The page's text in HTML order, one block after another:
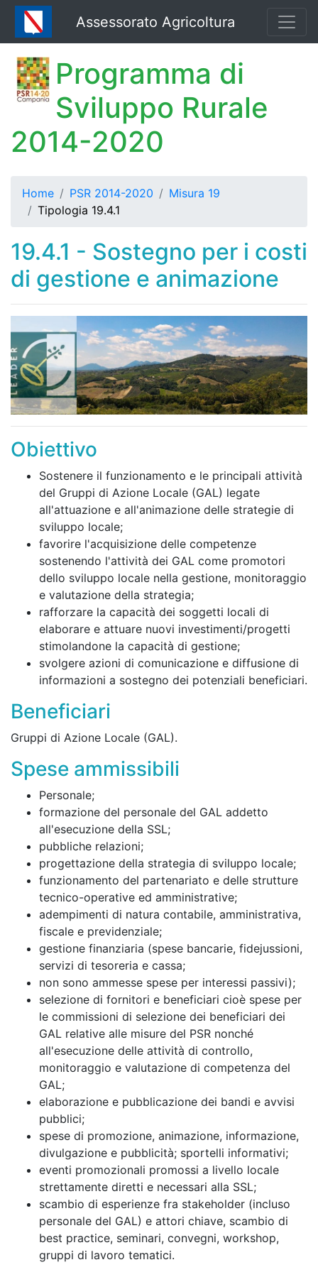
Assessorato Agricoltura
Programma di
Sviluppo Rurale
2014-2020
Home PSR 2014-2020
Misura 19
Tipologia 19.4.1
19.4.1 - Sostegno per i costi
di gestione e animazione
Obiettivo
Sostenere il funzionamento e le principali attività
del Gruppi di Azione Locale (GAL) legate
all'attuazione e all'animazione delle strategie di
sviluppo locale;
favorire l'acquisizione delle competenze
sostenendo l'attività dei GAL come promotori
dello sviluppo locale nella gestione, monitoraggio
e valutazione della strategia;
rafforzare la capacità dei soggetti locali di
elaborare e attuare nuovi investimenti/progetti
stimolandone la capacità di gestione;
svolgere azioni di comunicazione e diffusione di
informazioni a sostegno dei potenziali beneficiari.
Beneficiari
Gruppi di Azione Locale (GAL).
Spese ammissibili
Personale;
formazione del personale del GAL addetto
all'esecuzione della SSL;
pubbliche relazioni;
progettazione della strategia di sviluppo locale;
funzionamento del partenariato e delle strutture
tecnico-operative ed amministrative;
adempimenti di natura contabile, amministrativa,
fiscale e previdenziale;
gestione finanziaria (spese bancarie, fidejussioni,
servizi di tesoreria e cassa;
non sono ammesse spese per interessi passivi);
selezione di fornitori e beneficiari cioè spese per
le commissioni di selezione dei beneficiari dei
GAL relative alle misure del PSR nonché
all'esecuzione delle attività di controllo,
monitoraggio e valutazione di competenza del
GAL;
elaborazione e pubblicazione dei bandi e avvisi
pubblici;
spese di promozione, animazione, informazione,
divulgazione e pubblicità; sportelli informativi;
eventi promozionali promossi a livello locale
strettamente diretti e necessari alla SSL;
scambio di esperienze fra stakeholder (incluso
personale del GAL) e attori chiave, scambio di
best practice, seminari, convegni, workshop,
gruppi di lavoro tematici.